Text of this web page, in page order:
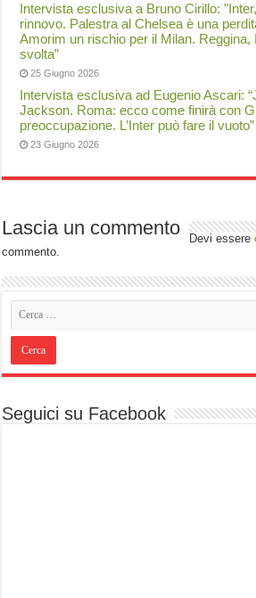
Intervista esclusiva a Bruno Cirillo:
rinnovo. Palestra al Chelsea è una
Amorim un rischio per il Milan. Reggina,
svolta”
25 Giugno 2026
Intervista esclusiva ad Eugenio Ascari:
Jackson. Roma: ecco come finirà con
preoccupazione. L’Inter può fare il vuoto”
23 Giugno 2026
Lascia un commento Devi essere
commento.
Seguici su Facebook